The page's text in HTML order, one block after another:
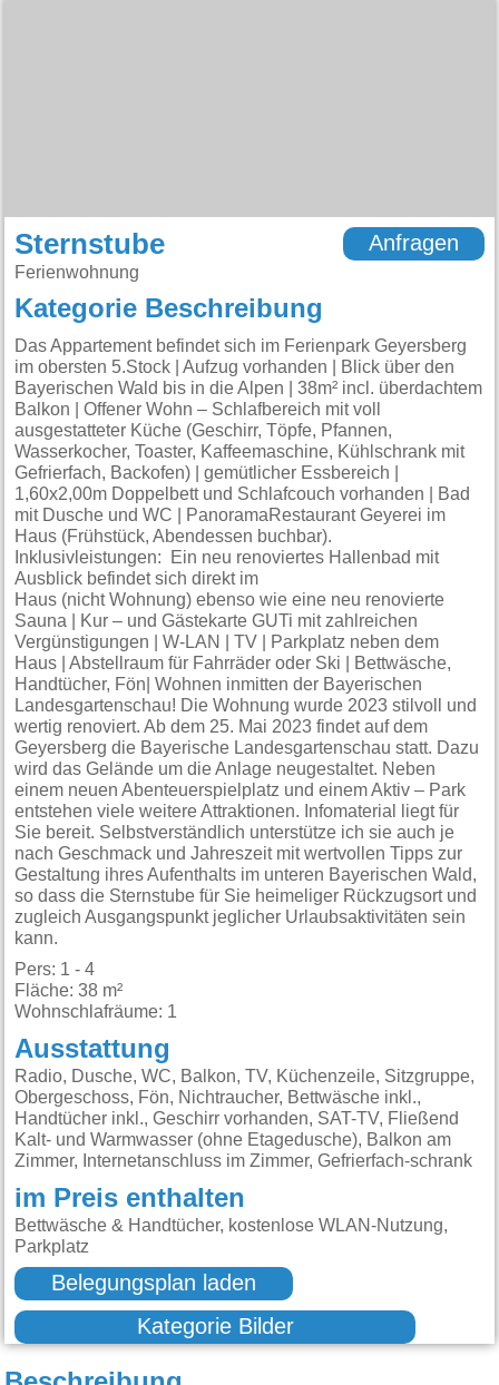
Sternstube
Ferienwohnung
Anfragen
Kategorie Beschreibung
Das Appartement befindet sich im Ferienpark Geyersberg
im obersten 5.Stock | Aufzug vorhanden | Blick über den
Bayerischen Wald bis in die Alpen | 38m² incl. überdachtem
Balkon | Offener Wohn – Schlafbereich mit voll
ausgestatteter Küche (Geschirr, Töpfe, Pfannen,
Wasserkocher, Toaster, Kaffeemaschine, Kühlschrank mit
Gefrierfach, Backofen) | gemütlicher Essbereich |
1,60x2,00m Doppelbett und Schlafcouch vorhanden | Bad
mit Dusche und WC | PanoramaRestaurant Geyerei im
Haus (Frühstück, Abendessen buchbar).
Inklusivleistungen: Ein neu renoviertes Hallenbad mit
Ausblick befindet sich direkt im
Haus (nicht Wohnung) ebenso wie eine neu renovierte
Sauna | Kur – und Gästekarte GUTi mit zahlreichen
Vergünstigungen | W-LAN | TV | Parkplatz neben dem
Haus | Abstellraum für Fahrräder oder Ski | Bettwäsche,
Handtücher, Fön| Wohnen inmitten der Bayerischen
Landesgartenschau! Die Wohnung wurde 2023 stilvoll und
wertig renoviert. Ab dem 25. Mai 2023 findet auf dem
Geyersberg die Bayerische Landesgartenschau statt. Dazu
wird das Gelände um die Anlage neugestaltet. Neben
einem neuen Abenteuerspielplatz und einem Aktiv – Park
entstehen viele weitere Attraktionen. Infomaterial liegt für
Sie bereit. Selbstverständlich unterstütze ich sie auch je
nach Geschmack und Jahreszeit mit wertvollen Tipps zur
Gestaltung ihres Aufenthalts im unteren Bayerischen Wald,
so dass die Sternstube für Sie heimeliger Rückzugsort und
zugleich Ausgangspunkt jeglicher Urlaubsaktivitäten sein
kann.
Pers: 1 - 4
Fläche: 38 m²
Wohnschlafräume: 1
Ausstattung
Radio, Dusche, WC, Balkon, TV, Küchenzeile, Sitzgruppe,
Obergeschoss, Fön, Nichtraucher, Bettwäsche inkl.,
Handtücher inkl., Geschirr vorhanden, SAT-TV, Fließend
Kalt- und Warmwasser (ohne Etagedusche), Balkon am
Zimmer, Internetanschluss im Zimmer, Gefrierfach-schrank
im Preis enthalten
Bettwäsche & Handtücher, kostenlose WLAN-Nutzung,
Parkplatz
Belegungsplan laden
Kategorie Bilder